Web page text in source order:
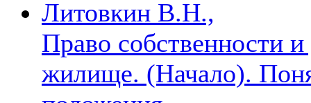
Литовкин В.Н.,
Право собственности
жилище. (Начало).